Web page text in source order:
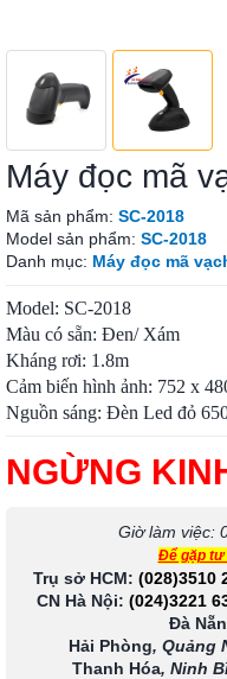
Máy đọc mã
Mã sản phẩm: SC-2018
Model sản phẩm: SC-2018
Danh mục: Máy đọc mã
Model: SC-2018
Màu có sẵn: Đen/ Xám
Kháng rơi: 1.8m
Cảm biến hình ảnh: 752 x
Nguồn sáng: Đèn Led đỏ
NGỪNG
Giờ làm việc:
Để gặp tư
Trụ sở HCM: (028)3510
CN Hà Nội: (024)3221
Đà
Hải Phòng, Quảng
Thanh Hóa, Ninh